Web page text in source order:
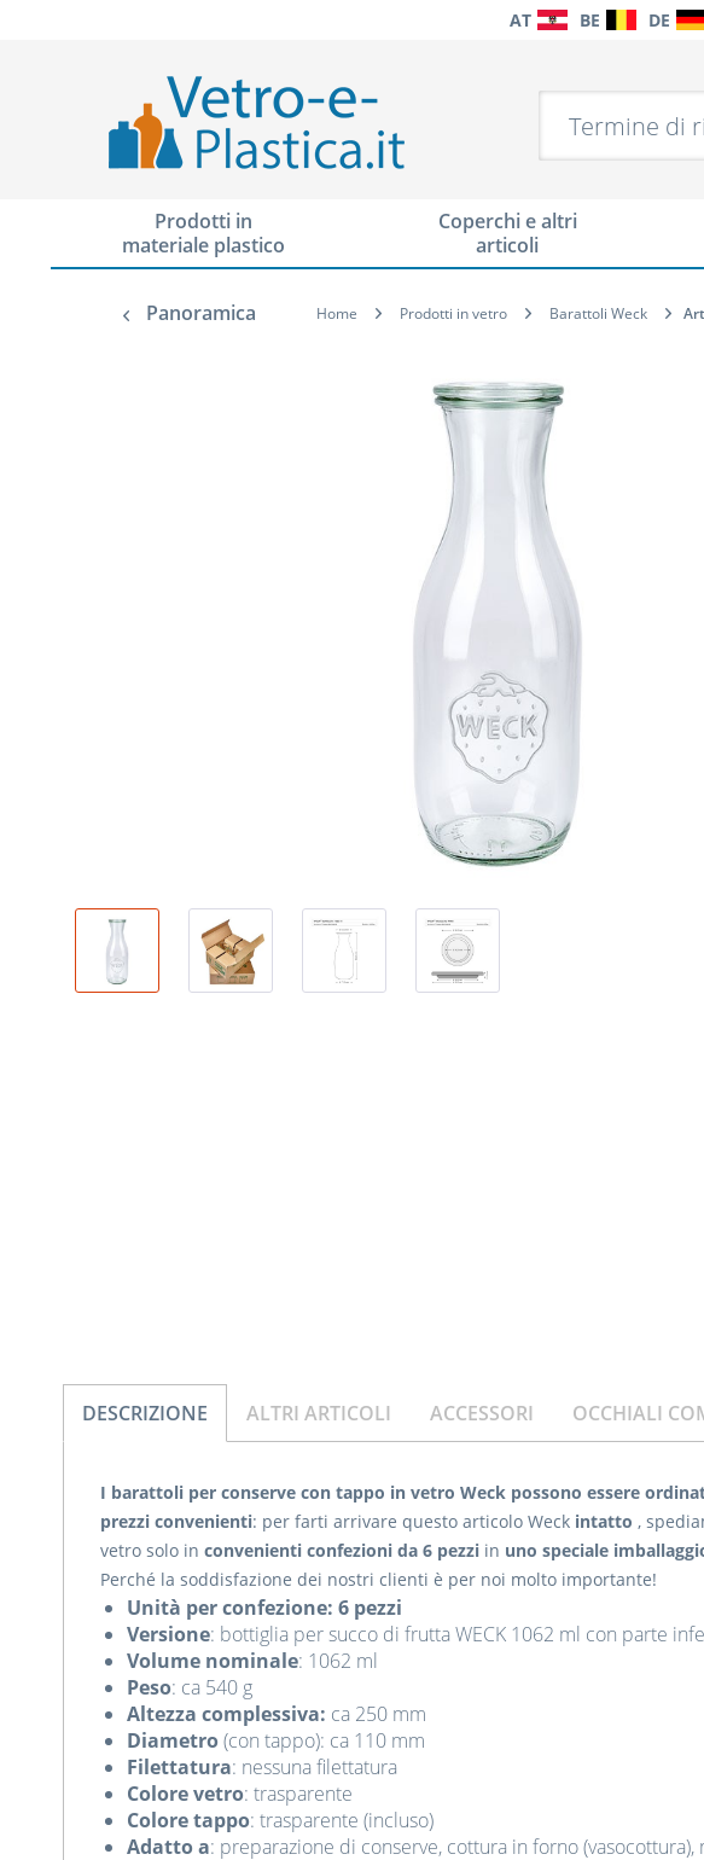
AT BE DE
Prodotti in
materiale plastico
Coperchi e altri
articoli
Panoramica Home Prodotti in vetro Barattoli Weck
DESCRIZIONE ALTRI ARTICOLI ACCESSORI OCCHIALI
I barattoli per conserve con tappo in vetro Weck possono essere
prezzi convenienti: per farti arrivare questo articolo Weck intatto ,
vetro solo in convenienti confezioni da 6 pezzi in uno speciale
Perché la soddisfazione dei nostri clienti è per noi molto importante!
Unità per confezione: 6 pezzi
Versione: bottiglia per succo di frutta WECK 1062 ml con parte
Volume nominale: 1062 ml
Peso: ca 540 g
Altezza complessiva: ca 250 mm
Diametro(con tappo): ca 110 mm
Filettatura: nessuna filettatura
Colore vetro: trasparente
Colore tappo: trasparente (incluso)
Adatto a: preparazione di conserve, cottura in forno (vasocottura),